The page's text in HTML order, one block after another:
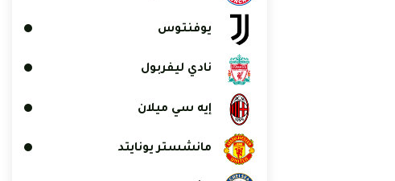
يوفنتوس
نادي ليفربول
إيه سي ميلان
مانشستر يونايتد